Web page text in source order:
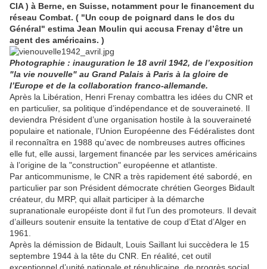
CIA ) à Berne, en Suisse, notamment pour le financement du
réseau Combat. ( "Un coup de poignard dans le dos du
Général" estima Jean Moulin qui accusa Frenay d’être un
agent des américains. )
Photographie : inauguration le 18 avril 1942, de l’exposition
"la vie nouvelle" au Grand Palais à Paris à la gloire de
l’Europe et de la collaboration franco-allemande.
Après la Libération, Henri Frenay combattra les idées du CNR et
en particulier, sa politique d’indépendance et de souveraineté. Il
deviendra Président d’une organisation hostile à la souveraineté
populaire et nationale, l’Union Européenne des Fédéralistes dont
il reconnaîtra en 1988 qu’avec de nombreuses autres officines
elle fut, elle aussi, largement financée par les services américains
à l’origine de la "construction" européenne et atlantiste.
Par anticommunisme, le CNR a très rapidement été sabordé, en
particulier par son Président démocrate chrétien Georges Bidault
créateur, du MRP, qui allait participer à la démarche
supranationale européiste dont il fut l’un des promoteurs. Il devait
d’ailleurs soutenir ensuite la tentative de coup d’Etat d’Alger en
1961.
Après la démission de Bidault, Louis Saillant lui succèdera le 15
septembre 1944 à la tête du CNR. En réalité, cet outil
exceptionnel d’unité nationale et républicaine, de progrès social